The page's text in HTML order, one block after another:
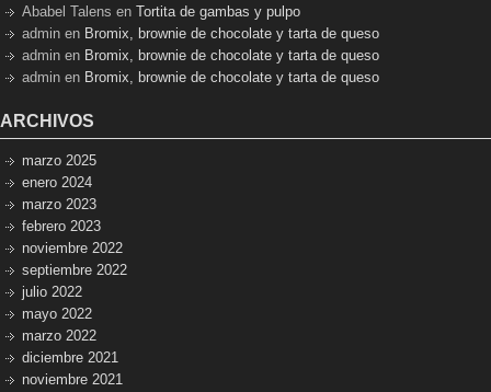
Ababel Talens en Tortita de gambas y pulpo
admin en Bromix, brownie de chocolate y tarta de queso
admin en Bromix, brownie de chocolate y tarta de queso
admin en Bromix, brownie de chocolate y tarta de queso
ARCHIVOS
marzo 2025
enero 2024
marzo 2023
febrero 2023
noviembre 2022
septiembre 2022
julio 2022
mayo 2022
marzo 2022
diciembre 2021
noviembre 2021